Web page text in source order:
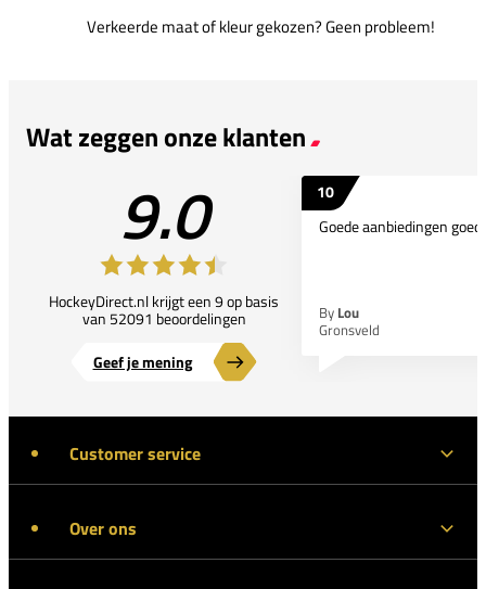
Verkeerde maat of kleur gekozen? Geen probleem!
Wat zeggen onze klanten
9.0
HockeyDirect.nl krijgt een 9 op basis
van 52091 beoordelingen
Geef je mening
10
Goede aanbiedingen
By Lou
Gronsveld
Customer service
Over ons